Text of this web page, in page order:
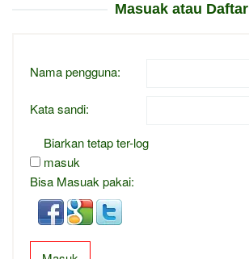
Masuak atau Daftar
Nama pengguna:
Kata sandi:
Biarkan tetap ter-log
masuk
Bisa Masuak pakai: